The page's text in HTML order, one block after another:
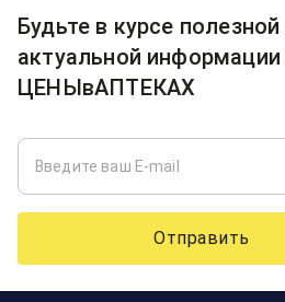
Будьте в курсе полезной
актуальной информации
ЦЕНЫвАПТЕКАХ
Отправить